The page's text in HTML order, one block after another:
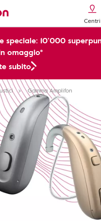
Centri
speciale: 10’000
omaggio*
subito
Gamma Amplifon